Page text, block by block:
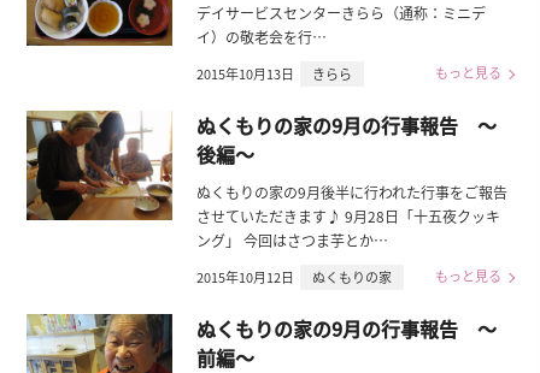
デイサービスセンターきらら（通称：ミニデ
イ）の敬老会を行…
2015年10月13日 きらら もっと見る
ぬくもりの家の9月の行事報告 ～
後編～
ぬくもりの家の9月後半に行われた行事をご報告
させていただきます♪ 9月28日「十五夜クッキ
ング」 今回はさつま芋とか…
2015年10月12日 ぬくもりの家 もっと見る
ぬくもりの家の9月の行事報告 ～
前編～